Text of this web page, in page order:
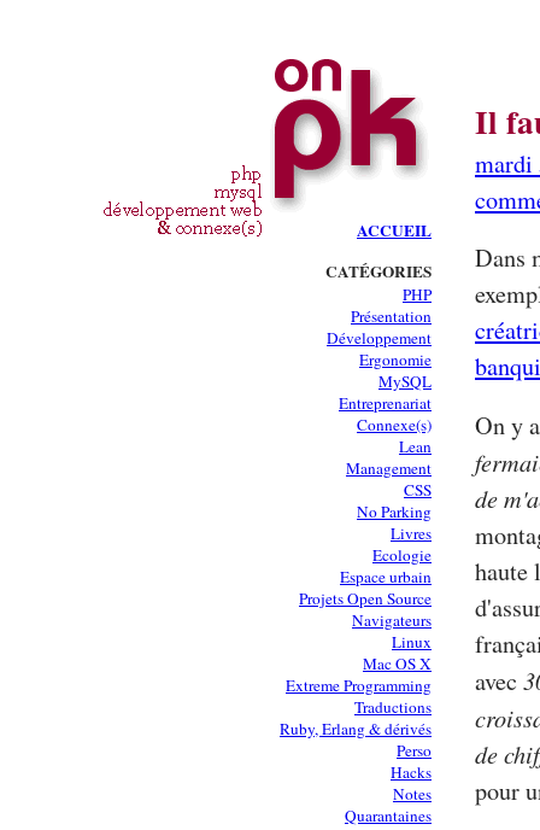
ACCUEIL
CATÉGORIES
PHP
Présentation
Développement
Ergonomie
MySQL
Entreprenariat
Connexe(s)
Lean
Management
CSS
No Parking
Livres
Ecologie
Espace urbain
Projets Open Source
Navigateurs
Linux
Mac OS X
Extreme Programming
Traductions
Ruby, Erlang & dérivés
Perso
Hacks
Notes
Quarantaines
Il
mardi
Dans
On y
de
haute
avec
de
pour